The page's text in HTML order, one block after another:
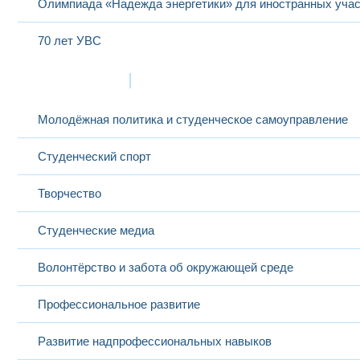
Олимпиада «Надежда энергетики» для иностранных
70 лет УВС
Молодёжная политика и студенческое самоуправление
Студенческий спорт
Творчество
Студенческие медиа
Волонтёрство и забота об окружающей среде
Профессиональное развитие
Развитие надпрофессиональных навыков